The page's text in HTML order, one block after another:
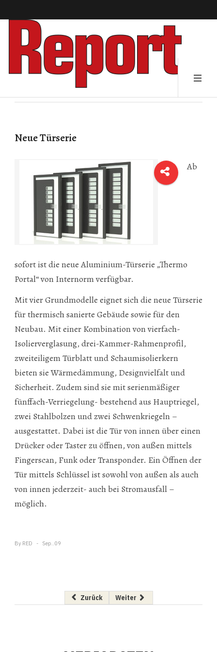
Neue Türserie
Ab
sofort ist die neue Aluminium-Türserie „Thermo
Portal“ von Internorm verfügbar.
Mit vier Grundmodelle eignet sich die neue Türserie
für thermisch sanierte Gebäude sowie für den
Neubau. Mit einer Kombination von vierfach-
Isolierverglasung, drei-Kammer-Rahmenprofil,
zweiteiligem Türblatt und Schaumisolierkern
bieten sie Wärmedämmung, Designvielfalt und
Sicherheit. Zudem sind sie mit serienmäßiger
fünffach-Verriegelung- bestehend aus Hauptriegel,
zwei Stahlbolzen und zwei Schwenkriegeln –
ausgestattet. Dabei ist die Tür von innen über einen
Drücker oder Taster zu öffnen, von außen mittels
Fingerscan, Funk oder Transponder. Ein Öffnen der
Tür mittels Schlüssel ist sowohl von außen als auch
von innen jederzeit- auch bei Stromausfall –
möglich.
By RED Sep..09
Vorheriger Beitrag: Die BIG feiert
Zurück Nächster Beitrag:
Weiter